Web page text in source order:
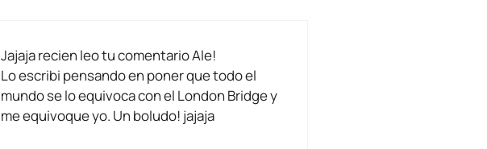
Jajaja recien leo tu comentario Ale!
Lo escribi pensando en poner que todo el
mundo se lo equivoca con el London Bridge y
me equivoque yo. Un boludo! jajaja